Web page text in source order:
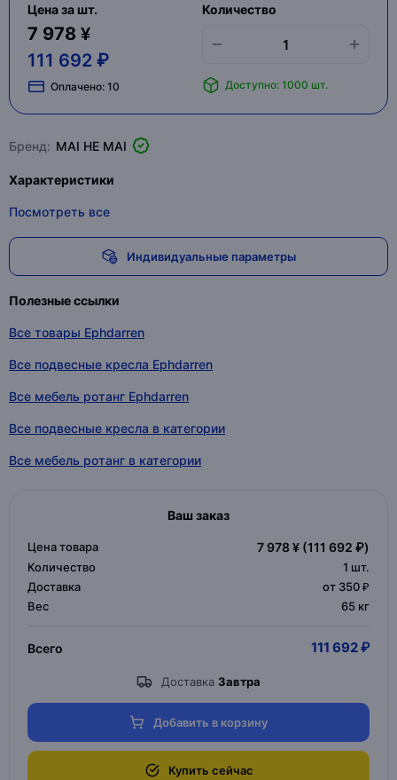
Цена за шт.
7 978 ¥
111 692 ₽
Оплачено: 10
Количество
Доступно: 1000 шт.
Бренд: MAI HE MAI
Характеристики
Посмотреть все
Индивидуальные параметры
Полезные ссылки
Все товары Ephdarren
Все подвесные кресла Ephdarren
Все мебель ротанг Ephdarren
Все подвесные кресла в категории
Все мебель ротанг в категории
Ваш заказ
Цена товара 7 978 ¥ (111 692 ₽)
Количество 1 шт.
Доставка
от 350 ₽
Вес
65 кг
Всего 111 692 ₽
Доставка Завтра
Добавить в корзину
Купить сейчас